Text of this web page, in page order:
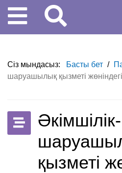
Сіз мындасыз: Басты бет /
шаруашылық қызметі
Әкімшілік-
қызметі